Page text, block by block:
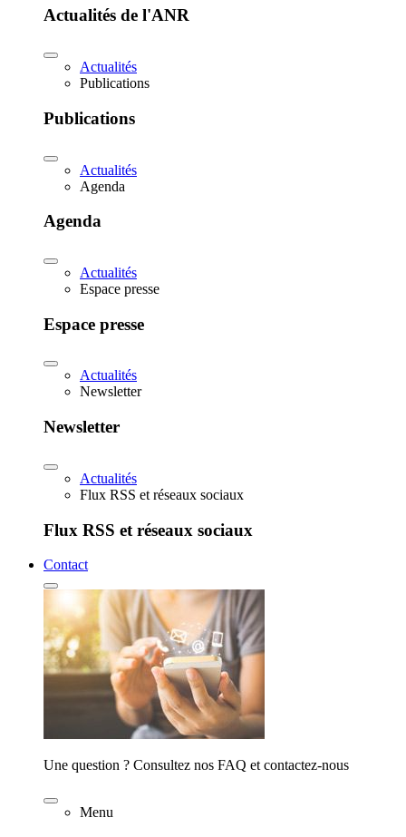
Actualités de l'ANR
Actualités
Publications
Publications
Actualités
Agenda
Agenda
Actualités
Espace presse
Espace presse
Actualités
Newsletter
Newsletter
Actualités
Flux RSS et réseaux sociaux
Flux RSS et réseaux sociaux
Contact
Une question ? Consultez nos FAQ et contactez-nous
Menu